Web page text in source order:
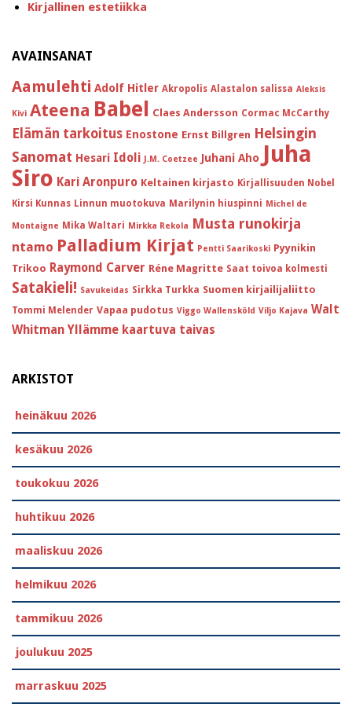
Kirjallinen estetiikka
AVAINSANAT
Aamulehti Adolf Hitler Akropolis Alastalon salissa Aleksis
Kivi Ateena Babel Claes Andersson Cormac McCarthy
Elämän tarkoitus Enostone Ernst Billgren Helsingin
Sanomat Hesari Idoli J.M. Coetzee Juhani Aho Juha
Siro Kari Aronpuro Keltainen kirjasto Kirjallisuuden Nobel
Kirsi Kunnas Linnun muotokuva Marilynin hiuspinni Michel de
Montaigne Mika Waltari Mirkka Rekola Musta runokirja
ntamo Palladium Kirjat Pentti Saarikoski Pyynikin
Trikoo Raymond Carver Réne Magritte Saat toivoa kolmesti
Satakieli! Savukeidas Sirkka Turkka Suomen kirjailijaliitto
Tommi Melender Vapaa pudotus Viggo Wallensköld Viljo Kajava Walt
Whitman Yllämme kaartuva taivas
ARKISTOT
heinäkuu 2026
kesäkuu 2026
toukokuu 2026
huhtikuu 2026
maaliskuu 2026
helmikuu 2026
tammikuu 2026
joulukuu 2025
marraskuu 2025